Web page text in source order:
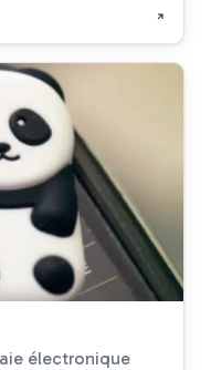
électronique